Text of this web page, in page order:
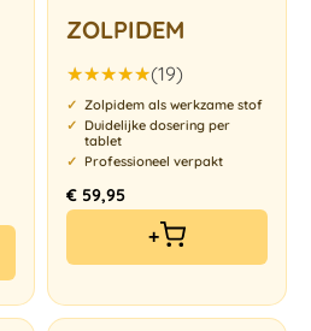
ZOLPIDEM
Gewaardeerd
5.00uit 5
(19)
Zolpidem als werkzame stof
Duidelijke dosering per
tablet
Professioneel verpakt
€ 59,95
+